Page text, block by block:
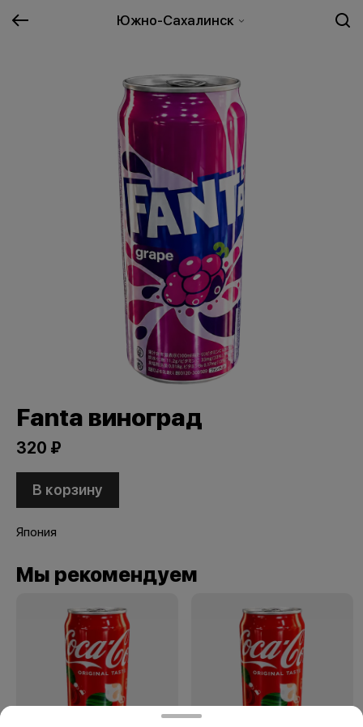
Южно-Сахалинск
Fanta виноград
320 ₽
В корзину
Япония
Мы рекомендуем